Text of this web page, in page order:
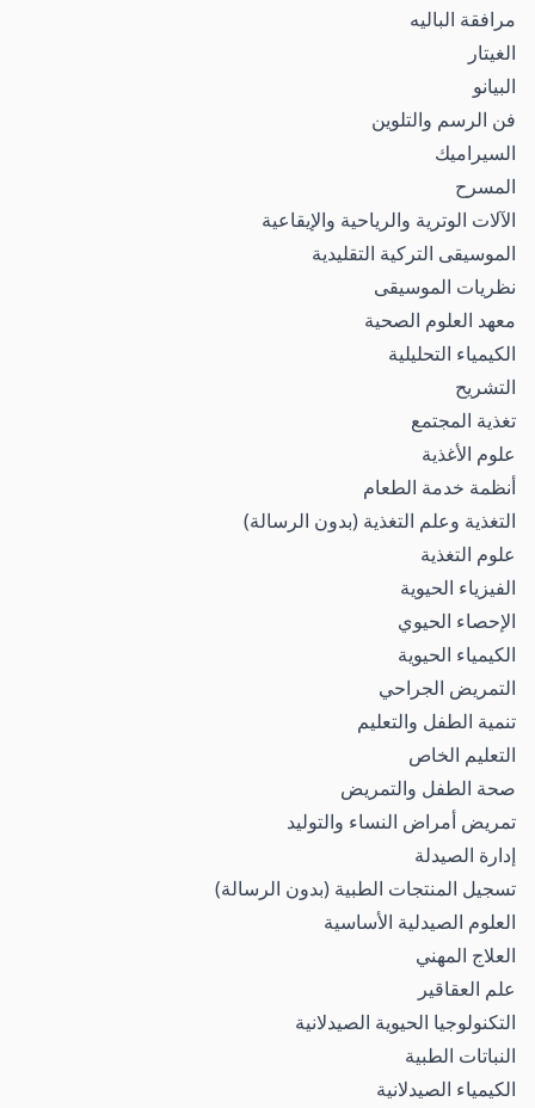
مرافقة الباليه
الغيتار
البيانو
فن الرسم والتلوين
السيراميك
المسرح
الآلات الوترية والرياحية والإيقاعية
الموسيقى التركية التقليدية
نظريات الموسيقى
معهد العلوم الصحية
الكيمياء التحليلية
التشريح
تغذية المجتمع
علوم الأغذية
أنظمة خدمة الطعام
التغذية وعلم التغذية (بدون الرسالة)
علوم التغذية
الفيزياء الحيوية
الإحصاء الحيوي
الكيمياء الحيوية
التمريض الجراحي
تنمية الطفل والتعليم
التعليم الخاص
صحة الطفل والتمريض
تمريض أمراض النساء والتوليد
إدارة الصيدلة
تسجيل المنتجات الطبية (بدون الرسالة)
العلوم الصيدلية الأساسية
العلاج المهني
علم العقاقير
التكنولوجيا الحيوية الصيدلانية
النباتات الطبية
الكيمياء الصيدلانية